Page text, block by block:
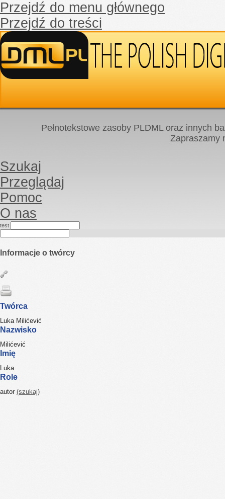
Przejdź do menu głównego
Przejdź do treści
Pełnotekstowe zasoby PLDML oraz innych
Zapraszamy
Szukaj
Przeglądaj
Pomoc
O nas
test
Informacje o twórcy
Twórca
Luka Milićević
Nazwisko
Milićević
Imię
Luka
Role
autor (szukaj)